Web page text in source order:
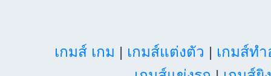
เกมส์ เกม | เกมส์แต่งตัว | เกมส์ท